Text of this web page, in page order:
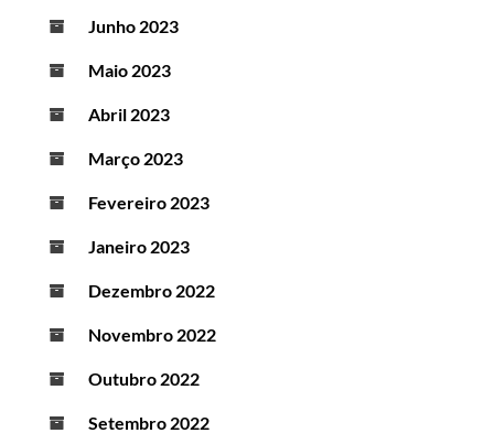
Junho 2023
Maio 2023
Abril 2023
Março 2023
Fevereiro 2023
Janeiro 2023
Dezembro 2022
Novembro 2022
Outubro 2022
Setembro 2022